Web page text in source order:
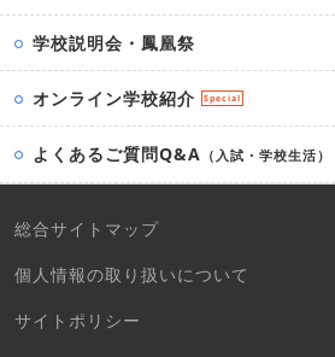
学校説明会・鳳凰祭
オンライン学校紹介 Special
よくあるご質問Q&A （入試・学校生活）
総合サイトマップ
個人情報の取り扱いについて
サイトポリシー